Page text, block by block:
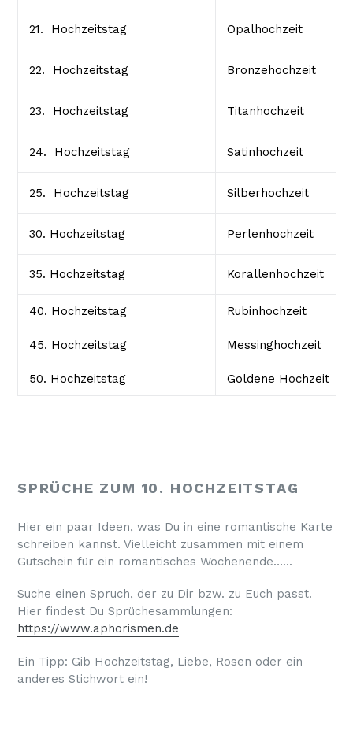
21. Hochzeitstag Opalhochzeit
22. Hochzeitstag Bronzehochzeit
23. Hochzeitstag Titanhochzeit
24. Hochzeitstag Satinhochzeit
25. Hochzeitstag Silberhochzeit
30. Hochzeitstag Perlenhochzeit
35. Hochzeitstag Korallenhochzeit
40. Hochzeitstag Rubinhochzeit
45. Hochzeitstag Messinghochzeit
50. Hochzeitstag Goldene Hochzeit
SPRÜCHE ZUM 10. HOCHZEITSTAG
Hier ein paar Ideen, was Du in eine romantische Karte
schreiben kannst. Vielleicht zusammen mit einem
Gutschein für ein romantisches Wochenende…...
Suche einen Spruch, der zu Dir bzw. zu Euch passt.
Hier findest Du Sprüchesammlungen:
https://www.aphorismen.de
Ein Tipp: Gib Hochzeitstag, Liebe, Rosen oder ein
anderes Stichwort ein!